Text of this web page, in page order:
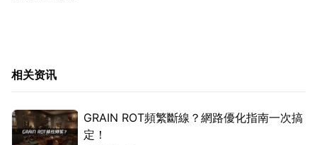
相关资讯
GRAIN ROT頻繁斷線？網路優化指南一次搞
定！